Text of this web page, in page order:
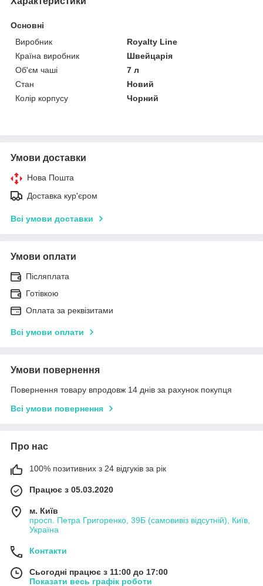
Основні
Виробник
Royalty Line
Країна виробник
Швейцарія
Об'єм чаші
7 л
Стан
Новий
Колір корпусу
Чорний
Умови доставки
Нова Пошта
Доставка кур'єром
Всі умови доставки
Умови оплати
Післяплата
Готівкою
Оплата за реквізитами
Всі умови оплати
Умови повернення
Повернення товару впродовж 14 днів за рахунок покупця
Всі умови повернення
Про нас
100% позитивних з 24 відгуків за рік
Працює з 05.03.2020
м. Київ
просп. Петра Григоренко, 39Б (самовивіз відсутній), Київ,
Україна
Контакти
Сьогодні працює з 11:00 до 17:00
Показати весь графік роботи